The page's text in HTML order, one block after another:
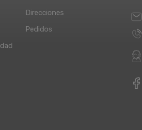
Direcciones
Pedidos